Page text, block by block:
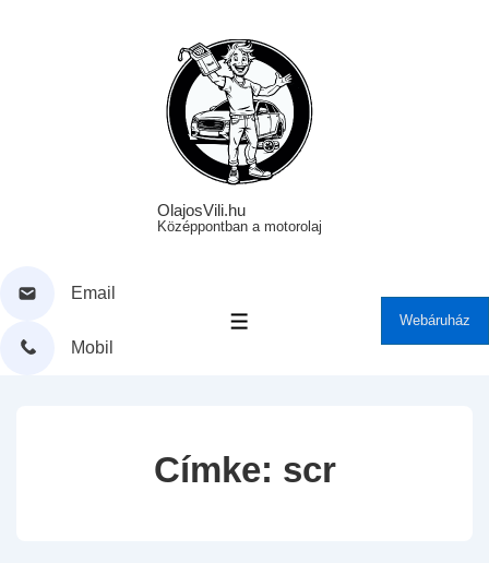
OlajosVili.hu
Középpontban a motorolaj
Email
Mobil
MENÜ Webáruház
Címke: scr